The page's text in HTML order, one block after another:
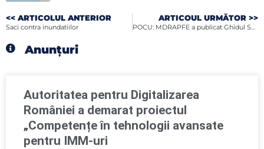
<< ARTICOLUL ANTERIOR
Saci contra inundatiilor
ARTICOUL URMĂTOR >>
POCU: MDRAPFE a publicat Ghidul Solicitantului Condiții Specifice pentru proiectele de asistență tehnică!
Anunțuri
Autoritatea pentru Digitalizarea
României a demarat proiectul
„Competențe în tehnologii avansate
pentru IMM-uri